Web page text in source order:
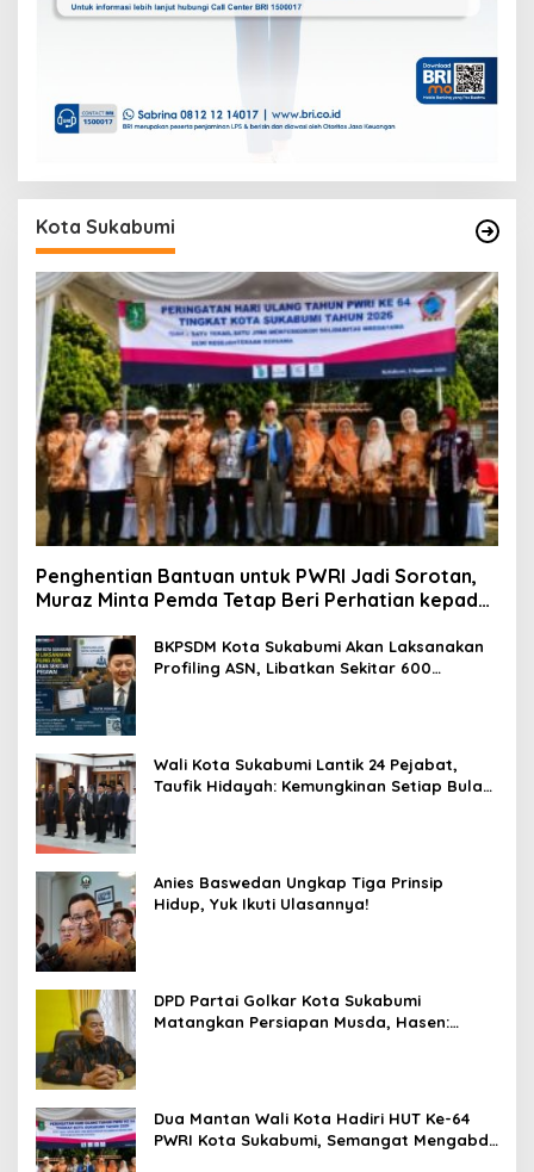
Kota Sukabumi
Penghentian Bantuan untuk PWRI Jadi Sorotan,
Muraz Minta Pemda Tetap Beri Perhatian kepada
BKPSDM Kota Sukabumi Akan Laksanakan
Profiling ASN, Libatkan Sekitar 600
Wali Kota Sukabumi Lantik 24 Pejabat,
Taufik Hidayah: Kemungkinan Setiap Bulan
Anies Baswedan Ungkap Tiga Prinsip
Hidup, Yuk Ikuti Ulasannya!
DPD Partai Golkar Kota Sukabumi
Matangkan Persiapan Musda, Hasen:
Dua Mantan Wali Kota Hadiri HUT Ke-64
PWRI Kota Sukabumi, Semangat Mengabdi